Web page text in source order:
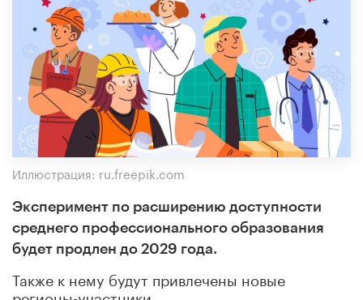
Иллюстрация: ru.freepik.com
Эксперимент по расширению доступности
среднего профессионального образования
будет продлен до 2029 года.
Также к нему будут привлечены новые